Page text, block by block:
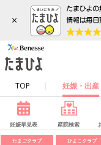
×
TOP 妊娠・出産
妊娠早見表 産院検索
たまごクラブ ひよこクラブ